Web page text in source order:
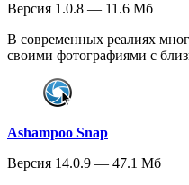
Версия 1.0.8 — 11.6 Мб
В современных реалиях
своими фотографиями с
Ashampoo Snap
Версия 14.0.9 — 47.1 Мб